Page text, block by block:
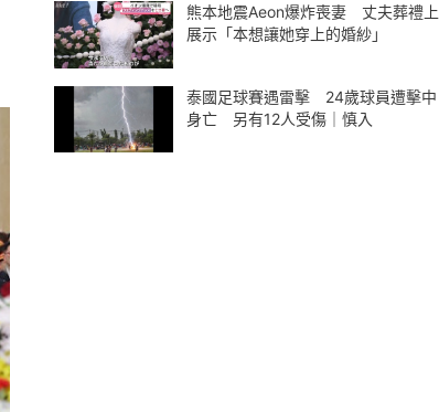
熊本地震Aeon爆炸喪妻 丈夫葬禮上
展示「本想讓她穿上的婚紗」
泰國足球賽遇雷擊 24歲球員遭擊中
身亡 另有12人受傷｜慎入